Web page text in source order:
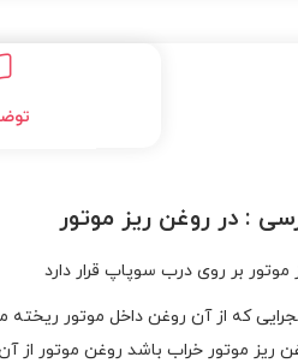
: در روغن ریز موتور
موتور بر روی درب سوپاپ قرار دارد
که از آن روغن داخل موتور ریخته
ریز موتور خراب باشد روغن موتور